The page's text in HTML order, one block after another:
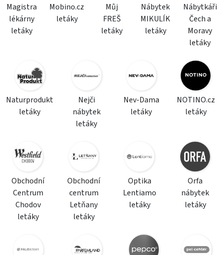
Magistra
lékárny
letáky
Mobino.cz
letáky
Můj
FREŠ
letáky
Nábytek
MIKULÍK
letáky
Nábytkáři
Čech a
Moravy
letáky
Naturprodukt
letáky
Nejči
nábytek
letáky
Nev-Dama
letáky
NOTINO.cz
letáky
Obchodní
Centrum
Chodov
letáky
Obchodní
centrum
Letňany
letáky
Optika
Lentiamo
letáky
Orfa
nábytek
letáky